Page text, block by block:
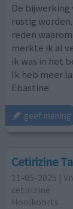
De
rustig
reden
merkte ik al
ik was in het
Ik heb meer
Ebastine.
geef mening
Cetirizine
11-05-2025 |
cetirizine
Hooikoorts